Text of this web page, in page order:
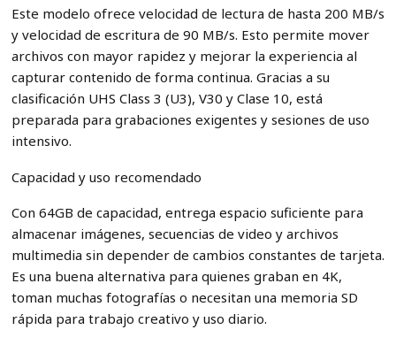
Este modelo ofrece velocidad de lectura de hasta 200 MB/s
y velocidad de escritura de 90 MB/s. Esto permite mover
archivos con mayor rapidez y mejorar la experiencia al
capturar contenido de forma continua. Gracias a su
clasificación UHS Class 3 (U3), V30 y Clase 10, está
preparada para grabaciones exigentes y sesiones de uso
intensivo.
Capacidad y uso recomendado
Con 64GB de capacidad, entrega espacio suficiente para
almacenar imágenes, secuencias de video y archivos
multimedia sin depender de cambios constantes de tarjeta.
Es una buena alternativa para quienes graban en 4K,
toman muchas fotografías o necesitan una memoria SD
rápida para trabajo creativo y uso diario.